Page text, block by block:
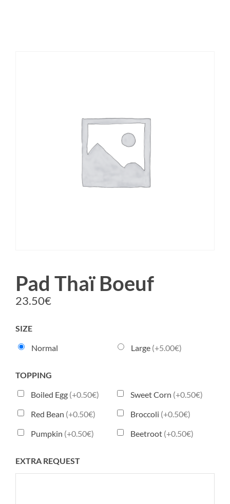
Pad Thaï Boeuf
23.50€
SIZE
Normal
Large (+5.00€)
TOPPING
Boiled Egg (+0.50€) Sweet Corn (+0.50€)
Red Bean (+0.50€) Broccoli (+0.50€)
Pumpkin (+0.50€) Beetroot (+0.50€)
EXTRA REQUEST